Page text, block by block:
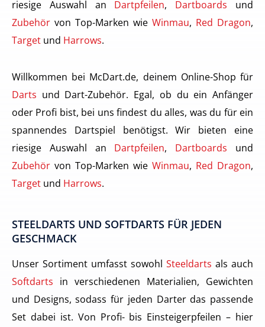
riesige Auswahl an Dartpfeilen, Dartboards und
Zubehör von Top-Marken wie Winmau, Red Dragon,
Target und Harrows.
Willkommen bei McDart.de, deinem Online-Shop für
Darts und Dart-Zubehör. Egal, ob du ein Anfänger
oder Profi bist, bei uns findest du alles, was du für ein
spannendes Dartspiel benötigst. Wir bieten eine
riesige Auswahl an Dartpfeilen, Dartboards und
Zubehör von Top-Marken wie Winmau, Red Dragon,
Target und Harrows.
STEELDARTS UND SOFTDARTS FÜR JEDEN
GESCHMACK
Unser Sortiment umfasst sowohl Steeldarts als auch
Softdarts in verschiedenen Materialien, Gewichten
und Designs, sodass für jeden Darter das passende
Set dabei ist. Von Profi- bis Einsteigerpfeilen – hier